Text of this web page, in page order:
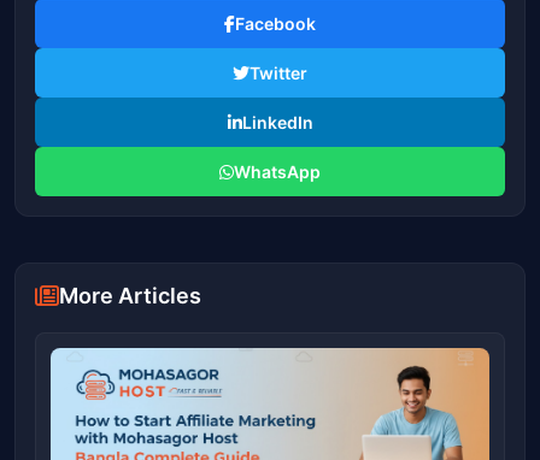
Facebook
Twitter
LinkedIn
WhatsApp
More Articles